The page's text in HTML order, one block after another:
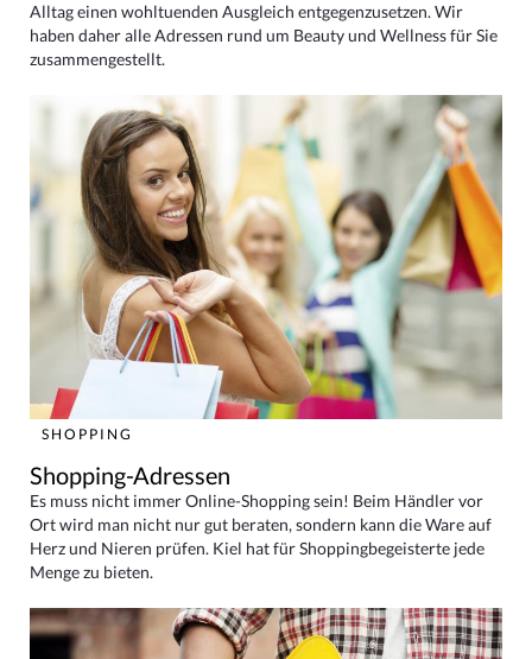
Alltag einen wohltuenden Ausgleich entgegenzusetzen. Wir
haben daher alle Adressen rund um Beauty und Wellness für Sie
zusammengestellt.
SHOPPING
Shopping-Adressen
Es muss nicht immer Online-Shopping sein! Beim Händler vor
Ort wird man nicht nur gut beraten, sondern kann die Ware auf
Herz und Nieren prüfen. Kiel hat für Shoppingbegeisterte jede
Menge zu bieten.